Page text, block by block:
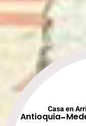
Casa en
Antioquia-